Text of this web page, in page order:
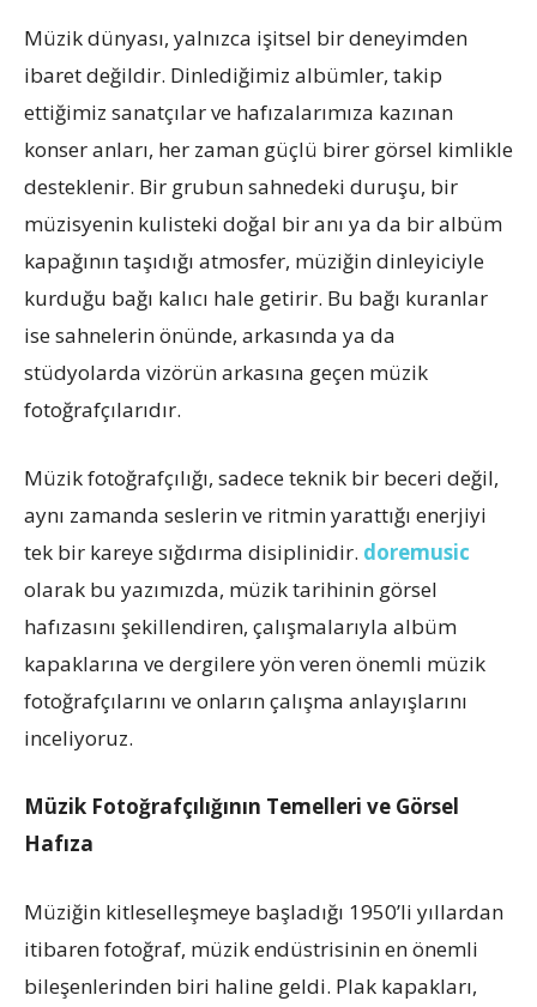
Müzik dünyası, yalnızca işitsel bir deneyimden
ibaret değildir. Dinlediğimiz albümler, takip
ettiğimiz sanatçılar ve hafızalarımıza kazınan
konser anları, her zaman güçlü birer görsel kimlikle
desteklenir. Bir grubun sahnedeki duruşu, bir
müzisyenin kulisteki doğal bir anı ya da bir albüm
kapağının taşıdığı atmosfer, müziğin dinleyiciyle
kurduğu bağı kalıcı hale getirir. Bu bağı kuranlar
ise sahnelerin önünde, arkasında ya da
stüdyolarda vizörün arkasına geçen müzik
fotoğrafçılarıdır.
Müzik fotoğrafçılığı, sadece teknik bir beceri değil,
aynı zamanda seslerin ve ritmin yarattığı enerjiyi
tek bir kareye sığdırma disiplinidir. doremusic
olarak bu yazımızda, müzik tarihinin görsel
hafızasını şekillendiren, çalışmalarıyla albüm
kapaklarına ve dergilere yön veren önemli müzik
fotoğrafçılarını ve onların çalışma anlayışlarını
inceliyoruz.
Müzik Fotoğrafçılığının Temelleri ve Görsel
Hafıza
Müziğin kitleselleşmeye başladığı 1950’li yıllardan
itibaren fotoğraf, müzik endüstrisinin en önemli
bileşenlerinden biri haline geldi. Plak kapakları,